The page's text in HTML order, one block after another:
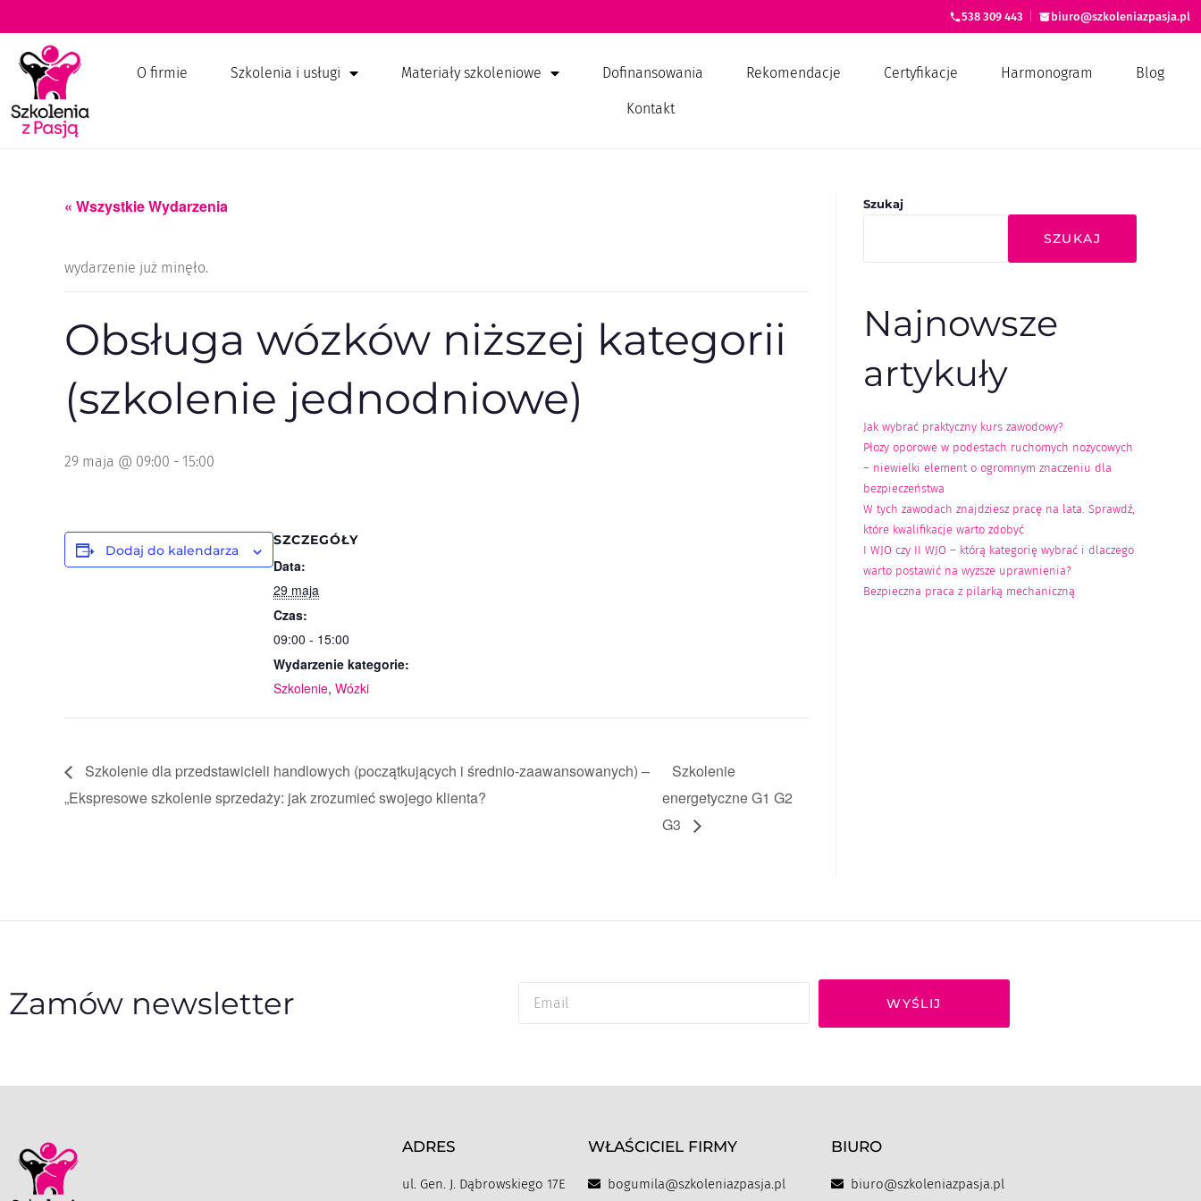
538 309 443 biuro@szkoleniazpasja.pl
O firmie Szkolenia i usługi Materiały szkoleniowe Dofinansowania Rekomendacje Certyfikacje Harmonogram Blog
Kontakt
« Wszystkie Wydarzenia
wydarzenie już minęło.
Obsługa wózków niższej kategorii
(szkolenie jednodniowe)
29 maja @ 09:00 - 15:00
Dodaj do kalendarza
SZCZEGÓŁY
Data:
29 maja
Czas:
09:00 - 15:00
Wydarzenie kategorie:
Szkolenie, Wózki
Szkolenie dla przedstawicieli handlowych (początkujących i średnio-zaawansowanych) –
„Ekspresowe szkolenie sprzedaży: jak zrozumieć swojego klienta?
Szkolenie
energetyczne G1 G2
G3
Szukaj
SZUKAJ
Najnowsze
artykuły
Jak wybrać praktyczny kurs zawodowy?
Płozy oporowe w podestach ruchomych nożycowych
– niewielki element o ogromnym znaczeniu dla
bezpieczeństwa
W tych zawodach znajdziesz pracę na lata. Sprawdź,
które kwalifikacje warto zdobyć
I WJO czy II WJO – którą kategorię wybrać i dlaczego
warto postawić na wyższe uprawnienia?
Bezpieczna praca z pilarką mechaniczną
Zamów newsletter WYŚLIJ
ADRES
ul. Gen. J. Dąbrowskiego 17E
WŁAŚCICIEL FIRMY
bogumila@szkoleniazpasja.pl
BIURO
biuro@szkoleniazpasja.pl